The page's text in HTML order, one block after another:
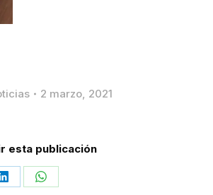
2 marzo, 2021
esta publicación
Share Share